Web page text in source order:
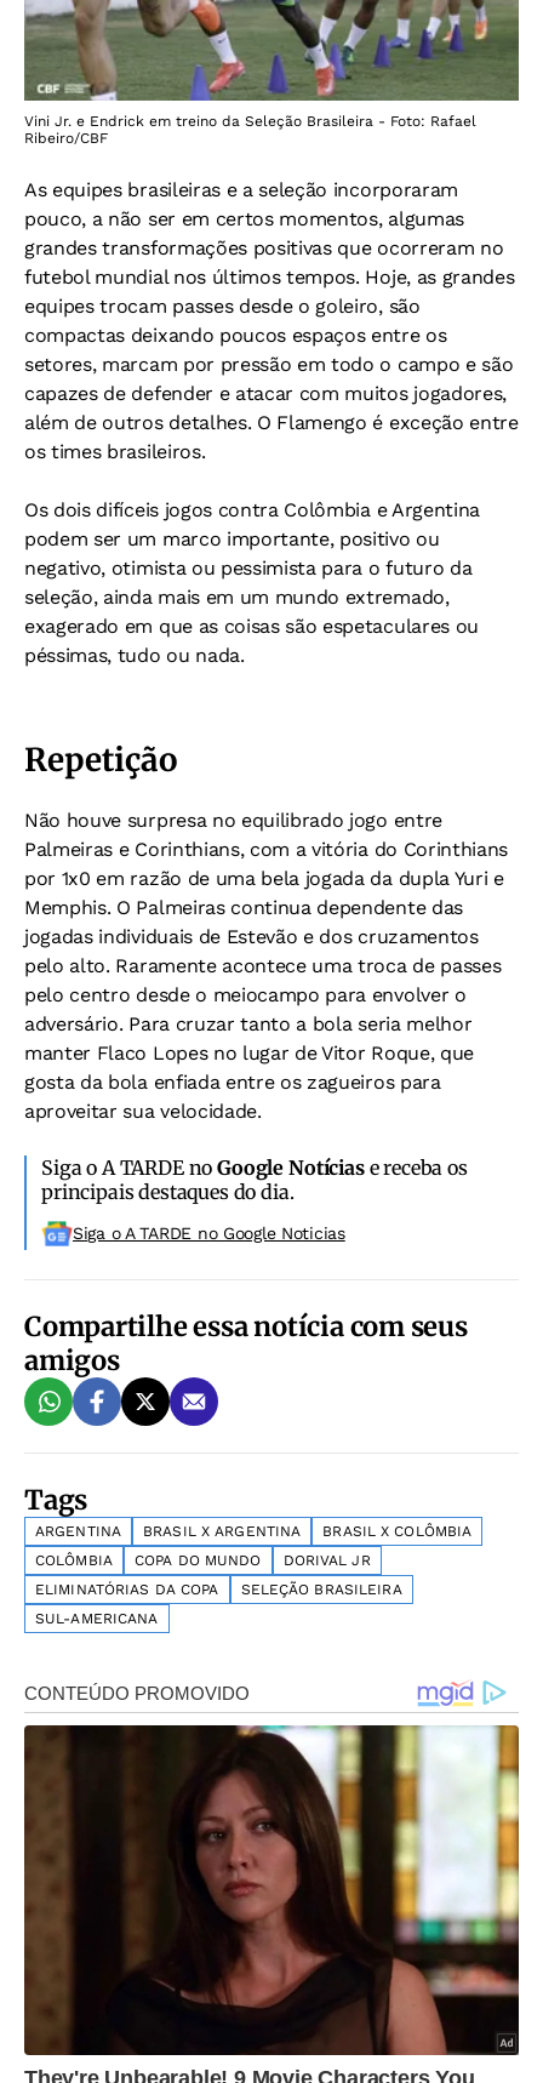
Vini Jr. e Endrick em treino da Seleção Brasileira - Foto: Rafael
Ribeiro/CBF
As equipes brasileiras e a seleção incorporaram
pouco, a não ser em certos momentos, algumas
grandes transformações positivas que ocorreram no
futebol mundial nos últimos tempos. Hoje, as grandes
equipes trocam passes desde o goleiro, são
compactas deixando poucos espaços entre os
setores, marcam por pressão em todo o campo e são
capazes de defender e atacar com muitos jogadores,
além de outros detalhes. O Flamengo é exceção entre
os times brasileiros.
Os dois difíceis jogos contra Colômbia e Argentina
podem ser um marco importante, positivo ou
negativo, otimista ou pessimista para o futuro da
seleção, ainda mais em um mundo extremado,
exagerado em que as coisas são espetaculares ou
péssimas, tudo ou nada.
Repetição
Não houve surpresa no equilibrado jogo entre
Palmeiras e Corinthians, com a vitória do Corinthians
por 1x0 em razão de uma bela jogada da dupla Yuri e
Memphis. O Palmeiras continua dependente das
jogadas individuais de Estevão e dos cruzamentos
pelo alto. Raramente acontece uma troca de passes
pelo centro desde o meiocampo para envolver o
adversário. Para cruzar tanto a bola seria melhor
manter Flaco Lopes no lugar de Vitor Roque, que
gosta da bola enfiada entre os zagueiros para
aproveitar sua velocidade.
Siga o A TARDE noGoogle Notíciase receba os
principais destaques do dia.
Siga o A TARDE no Google Noticias
Compartilhe essa notícia com seus
amigos
Tags
ARGENTINA BRASIL X ARGENTINA
BRASIL X COLÔMBIA
COLÔMBIA
COPA DO MUNDO
DORIVAL JR
ELIMINATÓRIAS DA COPA
SELEÇÃO BRASILEIRA
SUL-AMERICANA